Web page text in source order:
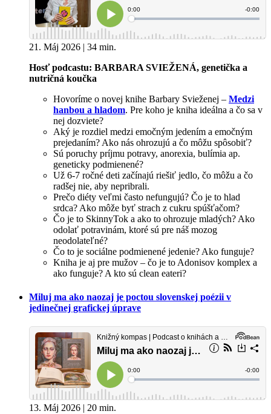
21. Máj 2026 | 34 min.
Hosť podcastu: BARBARA SVIEŽENÁ, genetička a
nutričná koučka
Hovoríme o novej knihe Barbary Svieženej – Medzi
hanbou a hladom. Pre koho je kniha ideálna a čo sa v
nej dozviete?
Aký je rozdiel medzi emočným jedením a emočným
prejedaním? Ako nás ohrozujú a čo môžu spôsobiť?
Sú poruchy príjmu potravy, anorexia, bulímia ap.
geneticky podmienené?
Už 6-7 ročné deti začínajú riešiť jedlo, čo môžu a čo
radšej nie, aby nepribrali.
Prečo diéty veľmi často nefungujú? Čo je to hlad
srdca? Ako môže byť strach z cukru spúšťačom?
Čo je to SkinnyTok a ako to ohrozuje mladých? Ako
odolať potravinám, ktoré sú pre náš mozog
neodolateľné?
Čo to je sociálne podmienené jedenie? Ako funguje?
Kniha je aj pre mužov – čo je to Adonisov komplex a
ako funguje? A kto sú clean eateri?
Miluj ma ako naozaj je poctou slovenskej poézii v
jedinečnej grafickej úprave
13. Máj 2026 | 20 min.